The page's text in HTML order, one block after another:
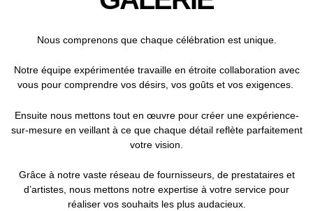
Nous comprenons que chaque célébration est unique.
Notre équipe expérimentée travaille en étroite collaboration avec
vous pour comprendre vos désirs, vos goûts et vos exigences.
Ensuite nous mettons tout en œuvre pour créer une expérience-
sur-mesure en veillant à ce que chaque détail reflète parfaitement
votre vision.
Grâce à notre vaste réseau de fournisseurs, de prestataires et
d’artistes, nous mettons notre expertise à votre service pour
réaliser vos souhaits les plus audacieux.